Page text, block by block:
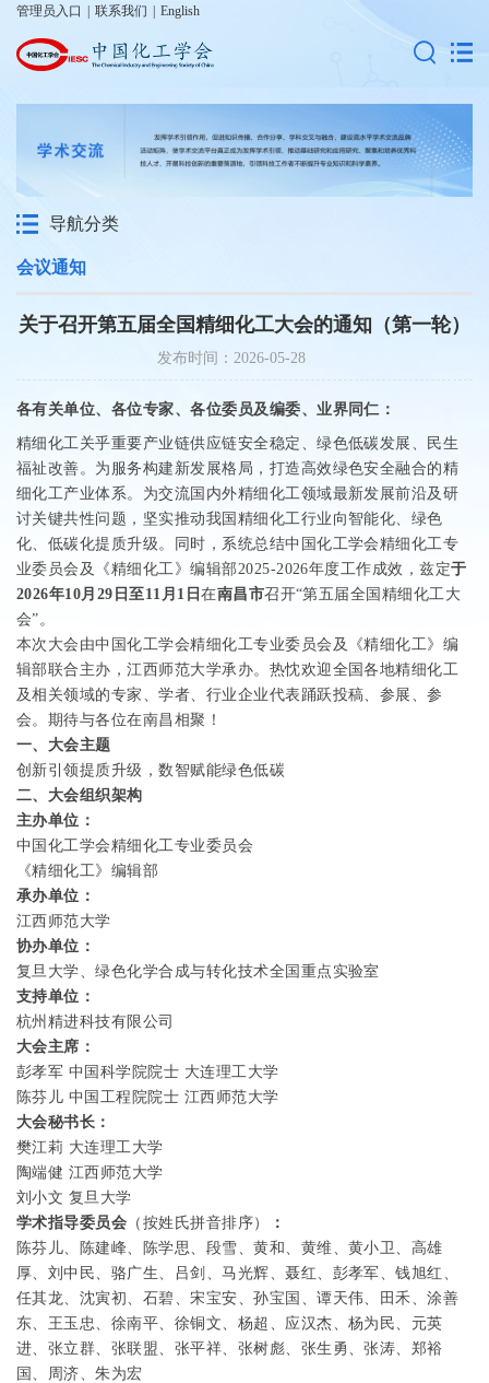
管理员入口 联系我们 English
导航分类
会议通知
关于召开第五届全国精细化工大会的通知（第一轮）
发布时间：2026-05-28
各有关单位、各位专家、各位委员及编委、业界同仁：
精细化工关乎重要产业链供应链安全稳定、绿色低碳发展、民生
福祉改善。为服务构建新发展格局，打造高效绿色安全融合的精
细化工产业体系。为交流国内外精细化工领域最新发展前沿及研
讨关键共性问题，坚实推动我国精细化工行业向智能化、绿色
化、低碳化提质升级。同时，系统总结中国化工学会精细化工专
业委员会及《精细化工》编辑部2025-2026年度工作成效，兹定于
2026年10月 29 日至11 月 1 日在南昌市召开“第五届全国精细化工大
会”。
本次大会由中国化工学会精细化工专业委员会及《精细化工》编
辑部联合主办，江西师范大学承办。热忱欢迎全国各地精细化工
及相关领域的专家、学者、行业企业代表踊跃投稿、参展、参
会。期待与各位在南昌相聚！
一、大会主题
创新引领提质升级，数智赋能绿色低碳
二、大会组织架构
主办单位：
中国化工学会精细化工专业委员会
《精细化工》编辑部
承办单位：
江西师范大学
协办单位：
复旦大学、绿色化学合成与转化技术全国重点实验室
支持单位：
杭州精进科技有限公司
大会主席：
彭孝军 中国科学院院士 大连理工大学
陈芬儿 中国工程院院士 江西师范大学
大会秘书长：
樊江莉 大连理工大学
陶端健 江西师范大学
刘小文 复旦大学
学术指导委员会 （按姓氏拼音排序）
：
陈芬儿、陈建峰、陈学思、段雪、黄和、黄维、黄小卫、高雄
厚、刘中民、骆广生、吕剑、马光辉、聂红、彭孝军、钱旭红、
任其龙、沈寅初、石碧、宋宝安、孙宝国、谭天伟、田禾、涂善
东、王玉忠、徐南平、徐铜文、杨超、应汉杰、杨为民、元英
进、张立群、张联盟、张平祥、张树彪、张生勇、张涛、郑裕
国、周济、朱为宏